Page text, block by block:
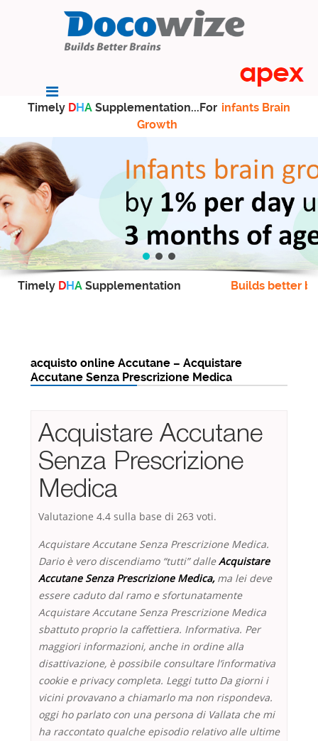
Timely DHA Supplementation...For infants Brain
Growth
Timely DHA Supplementation Builds better
acquisto online Accutane – Acquistare
Accutane Senza Prescrizione Medica
Acquistare Accutane
Senza Prescrizione
Medica
Valutazione 4.4 sulla base di 263 voti.
Acquistare Accutane Senza Prescrizione Medica.
Dario è vero discendiamo “tutti” dalleAcquistare
Accutane Senza Prescrizione Medica,ma lei deve
essere caduto dal ramo e sfortunatamente
Acquistare Accutane Senza Prescrizione Medica
sbattuto proprio la caffettiera. Informativa. Per
maggiori informazioni, anche in ordine alla
disattivazione, è possibile consultare l’informativa
cookie e privacy completa. Leggi tutto Da giorni i
vicini provavano a chiamarlo ma non rispondeva.
oggi ho parlato con una persona di Vallata che mi
ha raccontato qualche episodio relativo alle ultime